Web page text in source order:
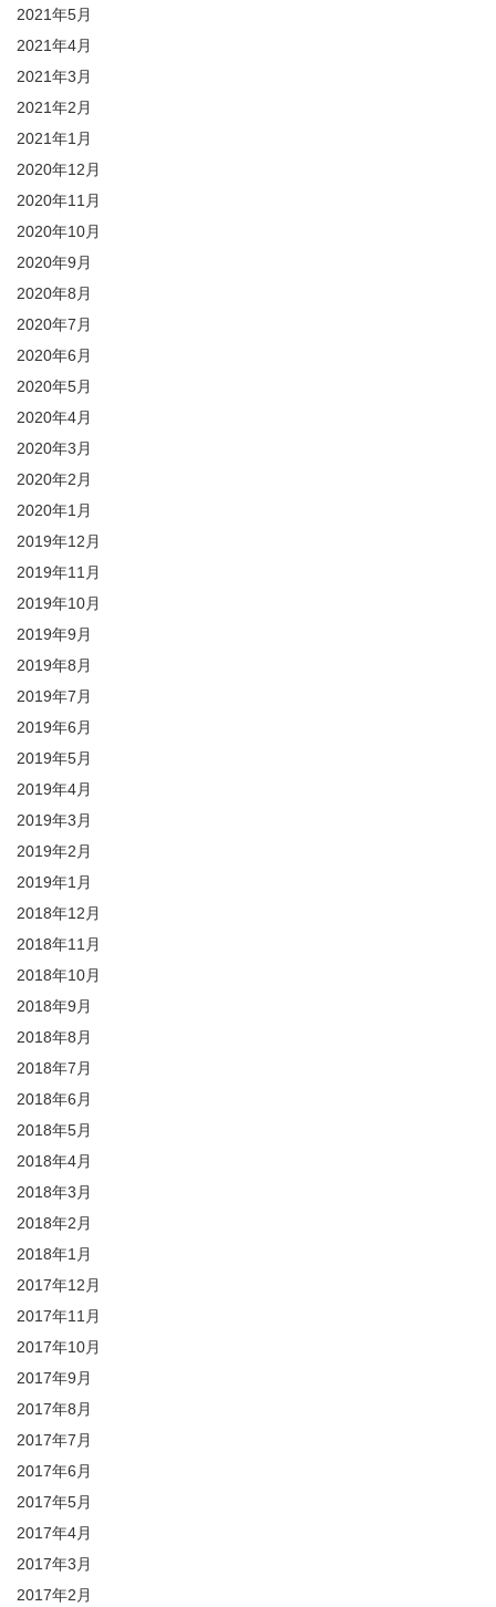
2021年5月
2021年4月
2021年3月
2021年2月
2021年1月
2020年12月
2020年11月
2020年10月
2020年9月
2020年8月
2020年7月
2020年6月
2020年5月
2020年4月
2020年3月
2020年2月
2020年1月
2019年12月
2019年11月
2019年10月
2019年9月
2019年8月
2019年7月
2019年6月
2019年5月
2019年4月
2019年3月
2019年2月
2019年1月
2018年12月
2018年11月
2018年10月
2018年9月
2018年8月
2018年7月
2018年6月
2018年5月
2018年4月
2018年3月
2018年2月
2018年1月
2017年12月
2017年11月
2017年10月
2017年9月
2017年8月
2017年7月
2017年6月
2017年5月
2017年4月
2017年3月
2017年2月